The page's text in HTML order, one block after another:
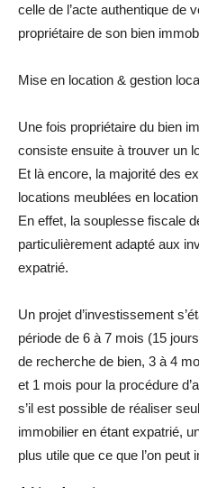
celle de l’acte authentique de
propriétaire de son bien
Mise en location & gestion
Une fois propriétaire du bien
consiste ensuite à trouver un
Et là encore, la majorité des
locations meublées en
En effet, la souplesse fiscale
particulièrement adapté aux
expatrié.
Un projet d’investissement
période de 6 à 7 mois (15
de recherche de bien, 3 à 4
et 1 mois pour la procédure
s’il est possible de réaliser
immobilier en étant expatrié,
plus utile que ce que l’on peut